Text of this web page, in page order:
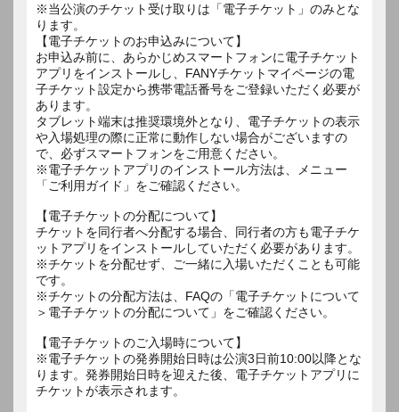
※当公演のチケット受け取りは「電子チケット」のみとな
ります。
【電子チケットのお申込みについて】
お申込み前に、あらかじめスマートフォンに電子チケット
アプリをインストールし、FANYチケットマイページの電
子チケット設定から携帯電話番号をご登録いただく必要が
あります。
タブレット端末は推奨環境外となり、電子チケットの表示
や入場処理の際に正常に動作しない場合がございますの
で、必ずスマートフォンをご用意ください。
※電子チケットアプリのインストール方法は、メニュー
「ご利用ガイド」をご確認ください。
【電子チケットの分配について】
チケットを同行者へ分配する場合、同行者の方も電子チケ
ットアプリをインストールしていただく必要があります。
※チケットを分配せず、ご一緒に入場いただくことも可能
です。
※チケットの分配方法は、FAQの「電子チケットについて
＞電子チケットの分配について」をご確認ください。
【電子チケットのご入場時について】
※電子チケットの発券開始日時は公演3日前10:00以降とな
ります。発券開始日時を迎えた後、電子チケットアプリに
チケットが表示されます。